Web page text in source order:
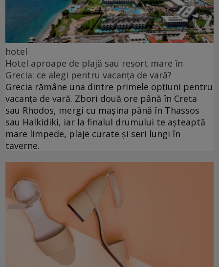
hotel
Hotel aproape de plajă sau resort mare în
Grecia: ce alegi pentru vacanța de vară?
Grecia rămâne una dintre primele opțiuni pentru
vacanța de vară. Zbori două ore până în Creta
sau Rhodos, mergi cu mașina până în Thassos
sau Halkidiki, iar la finalul drumului te așteaptă
mare limpede, plaje curate și seri lungi în
taverne.